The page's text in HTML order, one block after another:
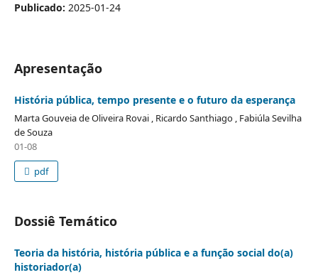
Publicado: 2025-01-24
Apresentação
História pública, tempo presente e o futuro da esperança
Marta Gouveia de Oliveira Rovai , Ricardo Santhiago , Fabiúla Sevilha
de Souza
01-08
pdf
Dossiê Temático
Teoria da história, história pública e a função social do(a)
historiador(a)